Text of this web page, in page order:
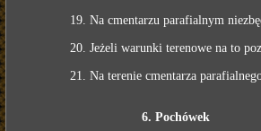
19. Na cmentarzu parafialnym
20. Jeżeli warunki terenowe na to
21. Na terenie cmentarza
6. Pochówek